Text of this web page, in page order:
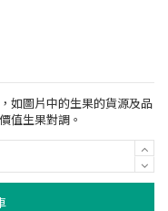
如圖片中的生果的貨源及品
值生果對調。